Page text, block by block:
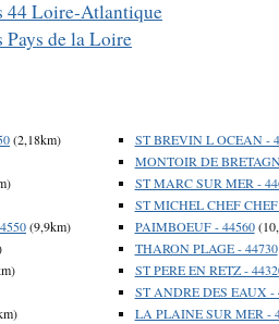
44 Loire-Atlantique
Pays de la Loire
(2,18km)
(9,9km)
ST BREVIN L OCEAN -
MONTOIR DE
ST MARC SUR MER -
ST MICHEL CHEF
PAIMBOEUF - 44560
THARON PLAGE - 44730
ST PERE EN RETZ -
ST ANDRE DES EAUX -
LA PLAINE SUR MER -